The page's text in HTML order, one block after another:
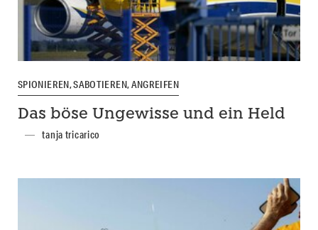
SPIONIEREN, SABOTIEREN, ANGREIFEN
Das böse Ungewisse und ein Held
tanja tricarico